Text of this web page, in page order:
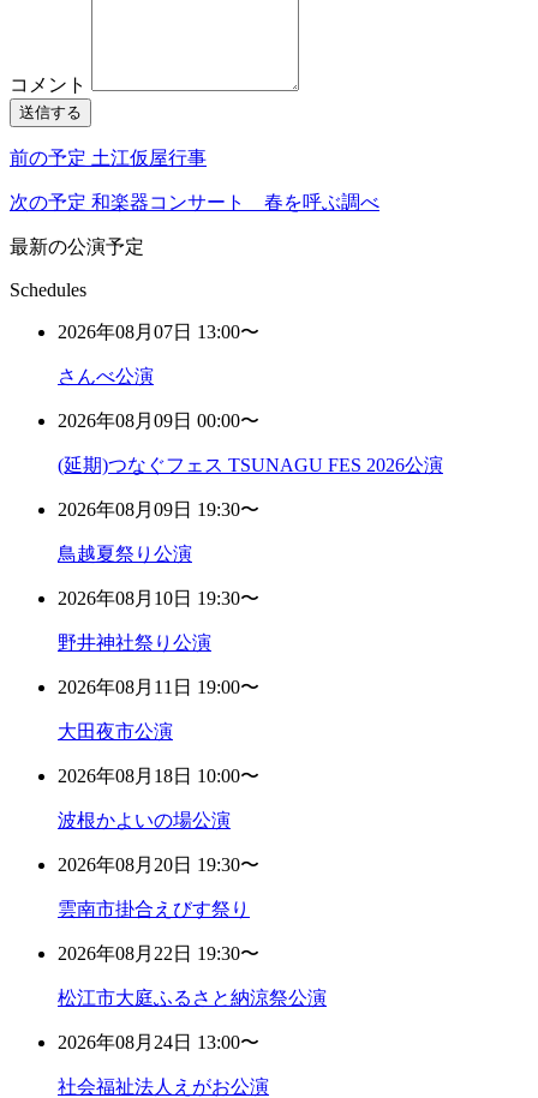
コメント
送信する
前の予定 土江仮屋行事
次の予定 和楽器コンサート 春を呼ぶ調べ
最新の公演予定
Schedules
2026年08月07日 13:00〜
さんべ公演
2026年08月09日 00:00〜
(延期)つなぐフェス TSUNAGU FES 2026公演
2026年08月09日 19:30〜
鳥越夏祭り公演
2026年08月10日 19:30〜
野井神社祭り公演
2026年08月11日 19:00〜
大田夜市公演
2026年08月18日 10:00〜
波根かよいの場公演
2026年08月20日 19:30〜
雲南市掛合えびす祭り
2026年08月22日 19:30〜
松江市大庭ふるさと納涼祭公演
2026年08月24日 13:00〜
社会福祉法人えがお公演